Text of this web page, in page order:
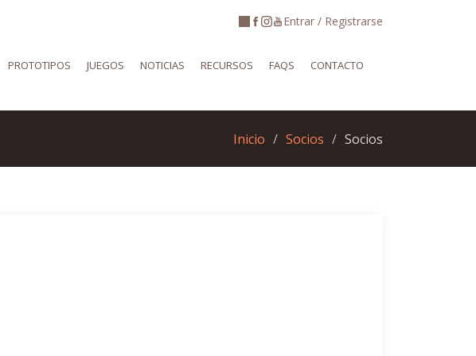
Entrar / Registrarse
PROTOTIPOS JUEGOS NOTICIAS RECURSOS FAQS CONTACTO
Inicio Socios Socios